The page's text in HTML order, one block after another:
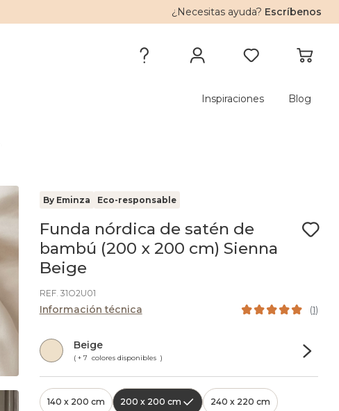
¿Necesitas ayuda? Escríbenos
Inspiraciones Blog
By Eminza Eco-responsable
Funda nórdica de satén de
bambú (200 x 200 cm) Sienna
Beige
REF. 31O2U01
Información técnica (1)
Beige
( + 7 colores disponibles )
140 x 200 cm 200 x 200 cm 240 x 220 cm